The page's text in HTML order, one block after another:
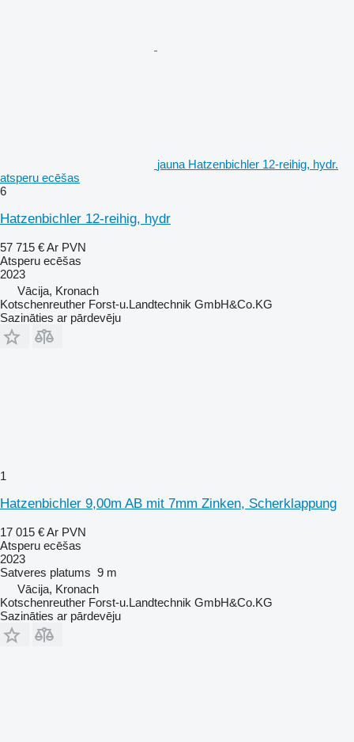
jauna Hatzenbichler 12-reihig, hydr.
atsperu ecēšas
6
Hatzenbichler 12-reihig, hydr
57 715 €Ar PVN
Atsperu ecēšas
2023
Vācija, Kronach
Kotschenreuther Forst-u.Landtechnik GmbH&Co.KG
Sazināties ar pārdevēju
1
Hatzenbichler 9,00m AB mit 7mm Zinken, Scherklappung
17 015 €Ar PVN
Atsperu ecēšas
2023
Satveres platums 9 m
Vācija, Kronach
Kotschenreuther Forst-u.Landtechnik GmbH&Co.KG
Sazināties ar pārdevēju